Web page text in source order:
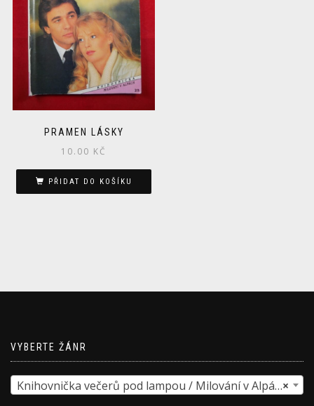
PRAMEN LÁSKY
10.00 KČ
PŘIDAT DO KOŠÍKU
VYBERTE ŽÁNR
×
Knihovnička večerů pod lampou / Milování v Alpách